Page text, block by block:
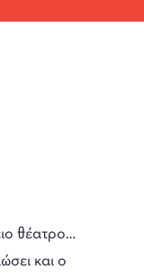
θέατρο…
και ο